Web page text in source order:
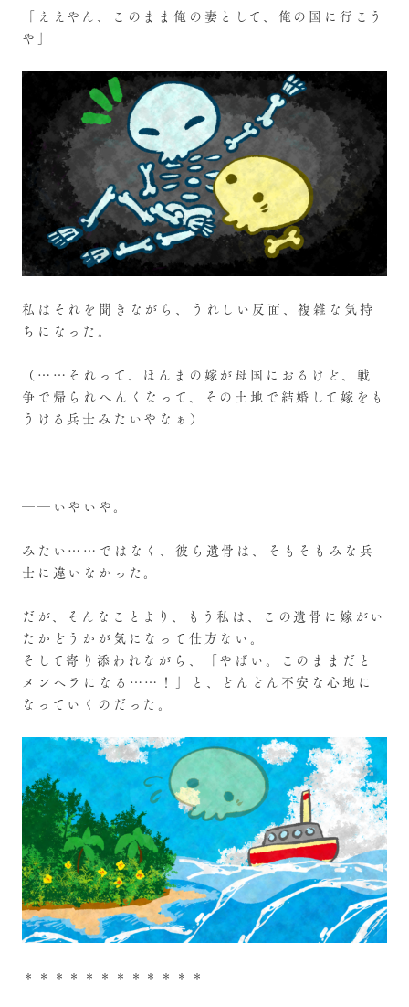
「ええやん、このまま俺の妻として、俺の国に行こう
や」
私はそれを聞きながら、うれしい反面、複雑な気持
ちになった。
（……それって、ほんまの嫁が母国におるけど、戦
争で帰られへんくなって、その土地で結婚して嫁をも
うける兵士みたいやなぁ）
――いやいや。
みたい……ではなく、彼ら遺骨は、そもそもみな兵
士に違いなかった。
だが、そんなことより、もう私は、この遺骨に嫁がい
たかどうかが気になって仕方ない。
そして寄り添われながら、「やばい。このままだと
メンヘラになる……！」と、どんどん不安な心地に
なっていくのだった。
＊＊＊＊＊＊＊＊＊＊＊＊